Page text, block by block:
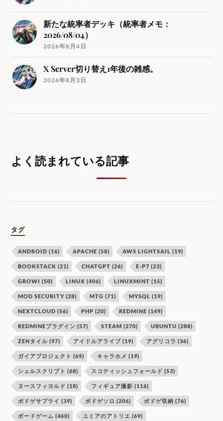
新たな統率者デッキ（統率者メモ：
2026/08/04）
2026年8月4日
X Server切り替え1年後の雑感。
2026年8月3日
よく読まれている記事
タグ
ANDROID (16) APACHE (58) AWS LIGHTSAIL (19)
BOOKSTACK (21) CHATGPT (26) E-P7 (23)
GROWI (50) LINUX (406) LINUXMINT (15)
MOD SECURITY (28) MTG (71) MYSQL (19)
NEXTCLOUD (56) PHP (20) REDMINE (149)
REDMINEプラグイン (57) STEAM (270) UBUNTU (288)
ZENタイル (97) アイドルアライブ (19) アグリコラ (36)
ガイアプロジェクト (69) キャラホメ (19)
シェルスクリプト (68) スコティッシュフォールド (53)
ヌースフィヨルド (18) フィギュア撮影 (116)
ボドゲサプライ (39) ボドゲソロ (206) ボドゲ収納 (76)
ボードゲーム (460) ユミアのアトリエ (69)